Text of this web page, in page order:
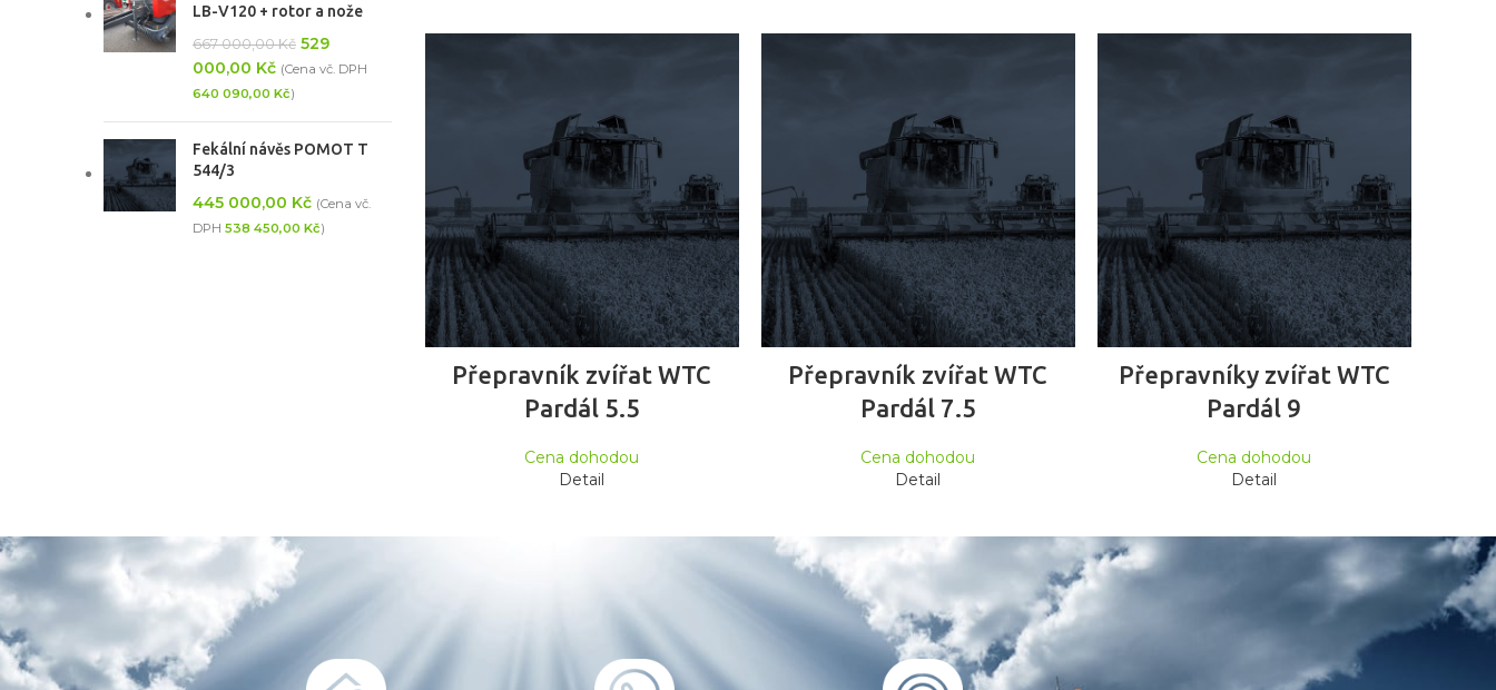
LB-V120 + rotor a nože
667 000,00Kč 529
000,00 Kč (Cena vč. DPH
640 090,00 Kč)
Fekální návěs POMOT T
544/3
445 000,00 Kč (Cena vč.
DPH 538 450,00 Kč)
Přepravník zvířat WTC
Pardál 5.5
Cena dohodou
Detail
Přepravník zvířat WTC
Pardál 7.5
Cena dohodou
Detail
Přepravníky zvířat WTC
Pardál 9
Cena dohodou
Detail